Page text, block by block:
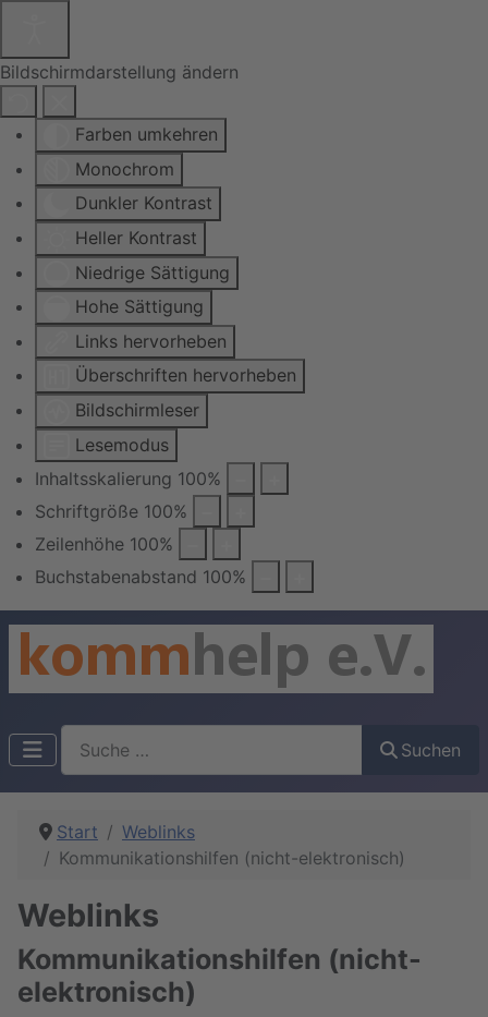
Bildschirmdarstellung ändern
Farben umkehren
Monochrom
Dunkler Kontrast
Heller Kontrast
Niedrige Sättigung
Hohe Sättigung
Links hervorheben
Überschriften hervorheben
Bildschirmleser
Lesemodus
Inhaltsskalierung 100%
Schriftgröße 100%
Zeilenhöhe 100%
Buchstabenabstand 100%
Suchen
Start
Weblinks
Kommunikationshilfen (nicht-elektronisch)
Weblinks
Kommunikationshilfen (nicht-
elektronisch)